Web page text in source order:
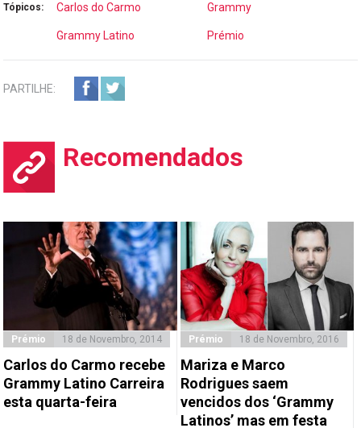
Tópicos: Carlos do Carmo Grammy
Grammy Latino Prémio
PARTILHE:
Recomendados
Prémio 18 de Novembro, 2014
Carlos do Carmo recebe
Grammy Latino Carreira
esta quarta-feira
Prémio 18 de Novembro, 2016
Mariza e Marco
Rodrigues saem
vencidos dos ‘Grammy
Latinos’ mas em festa